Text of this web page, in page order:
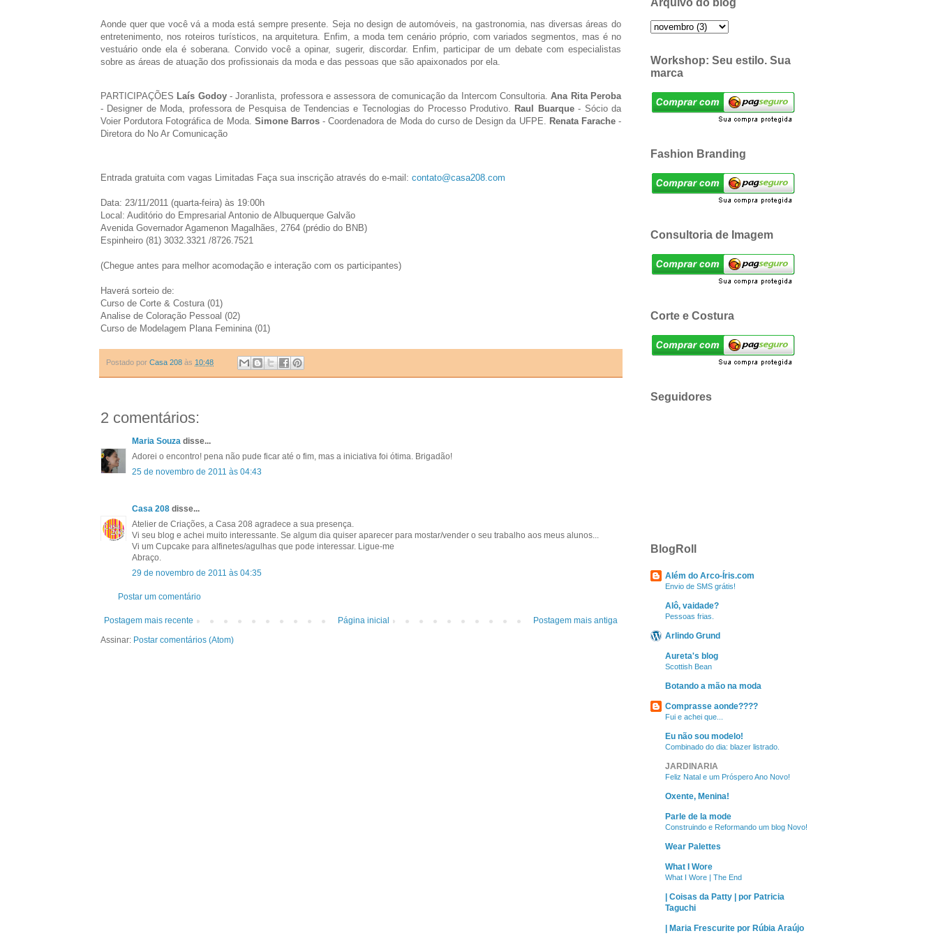
Aonde quer que você vá a moda está sempre presente. Seja no design de automóveis, na gastronomia, nas diversas áreas do
entretenimento, nos roteiros turísticos, na arquitetura. Enfim, a moda tem cenário próprio, com variados segmentos, mas é no
vestuário onde ela é soberana. Convido você a opinar, sugerir, discordar. Enfim, participar de um debate com especialistas
sobre as áreas de atuação dos profissionais da moda e das pessoas que são apaixonados por ela.
PARTICIPAÇÕES Laís Godoy- Joranlista, professora e assessora de comunicação da Intercom Consultoria.Ana Rita Peroba
- Designer de Moda, professora de Pesquisa de Tendencias e Tecnologias do Processo Produtivo. Raul Buarque- Sócio da
Voier Pordutora Fotográfica de Moda. Simone Barros- Coordenadora de Moda do curso de Design da UFPE. Renata Farache-
Diretora do No Ar Comunicação
Entrada gratuita com vagas Limitadas Faça sua inscrição através do e-mail: contato@casa208.com
Data: 23/11/2011 (quarta-feira) às 19:00h
Local: Auditório do Empresarial Antonio de Albuquerque Galvão
Avenida Governador Agamenon Magalhães, 2764 (prédio do BNB)
Espinheiro (81) 3032.3321 /8726.7521
(Chegue antes para melhor acomodação e interação com os participantes)
Haverá sorteio de:
Curso de Corte & Costura (01)
Analise de Coloração Pessoal (02)
Curso de Modelagem Plana Feminina (01)
Postado por Casa 208 às 10:48
2 comentários:
Maria Souza disse...
Adorei o encontro! pena não pude ficar até o fim, mas a iniciativa foi ótima. Brigadão!
25 de novembro de 2011 às 04:43
Casa 208 disse...
Atelier de Criações, a Casa 208 agradece a sua presença.
Vi seu blog e achei muito interessante. Se algum dia quiser aparecer para mostar/vender o seu trabalho aos meus alunos...
Vi um Cupcake para alfinetes/agulhas que pode interessar. Ligue-me
Abraço.
29 de novembro de 2011 às 04:35
Postar um comentário
Postagem mais recente Postagem mais antiga
Página inicial
Assinar: Postar comentários (Atom)
Arquivo do blog
Workshop: Seu estilo. Sua
marca
Fashion Branding
Consultoria de Imagem
Corte e Costura
Seguidores
BlogRoll
Além do Arco-Íris.com
Envio de SMS grátis!
Alô, vaidade?
Pessoas frias.
Arlindo Grund
Aureta's blog
Scottish Bean
Botando a mão na moda
Comprasse aonde????
Fui e achei que...
Eu não sou modelo!
Combinado do dia: blazer listrado.
JARDINARIA
Feliz Natal e um Próspero Ano Novo!
Oxente, Menina!
Parle de la mode
Construindo e Reformando um blog Novo!
Wear Palettes
What I Wore
What I Wore | The End
| Coisas da Patty | por Patricia
Taguchi
| Maria Frescurite por Rúbia Araújo